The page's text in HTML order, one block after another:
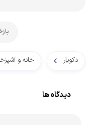
دکویار خانه و
دیدگاه ها